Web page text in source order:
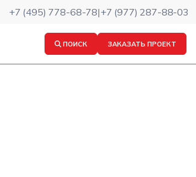
+7 (495) 778-68-78|+7 (977) 287-88-03
ПОИСК ЗАКАЗАТЬ ПРОЕКТ